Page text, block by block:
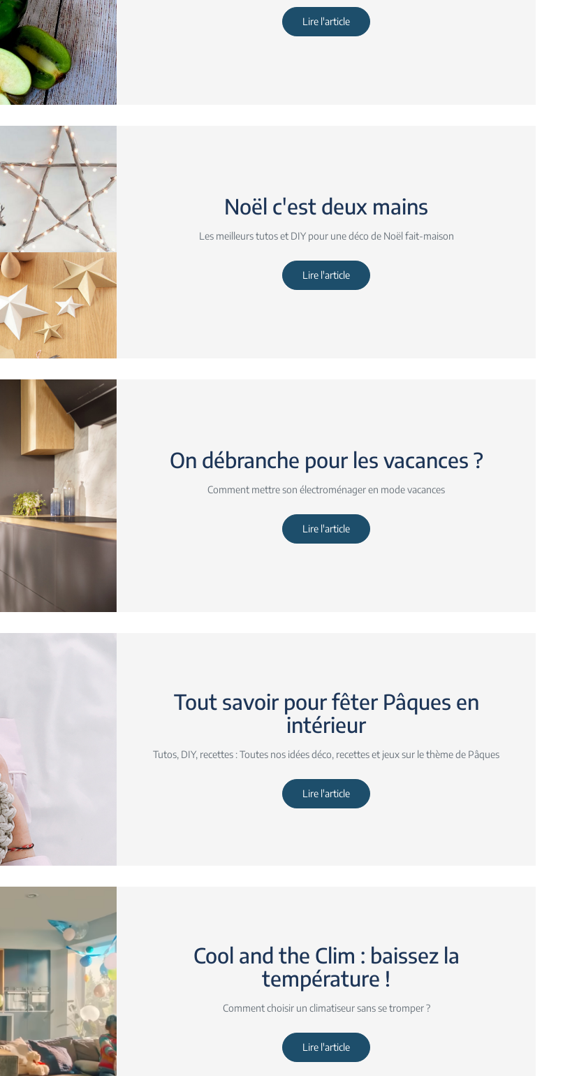
Lire l'article
Noël c'est deux mains
Les meilleurs tutos et DIY pour une déco de Noël fait-maison
Lire l'article
On débranche pour les vacances ?
Comment mettre son électroménager en mode vacances
Lire l'article
Tout savoir pour fêter Pâques en
intérieur
Tutos, DIY, recettes : Toutes nos idées déco, recettes et jeux sur le thème de Pâques
Lire l'article
Cool and the Clim : baissez la
température !
Comment choisir un climatiseur sans se tromper ?
Lire l'article